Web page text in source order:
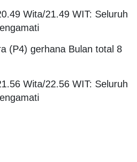
Wita/21.49 WIT: Seluruh
(P4) gerhana Bulan total 8
Wita/22.56 WIT: Seluruh